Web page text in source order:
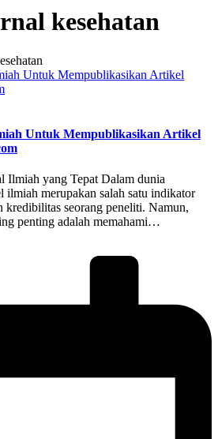
kesehatan
Untuk Mempublikasikan Artikel
Ilmiah yang Tepat Dalam dunia
ilmiah merupakan salah satu indikator
kredibilitas seorang peneliti. Namun,
penting adalah memahami…